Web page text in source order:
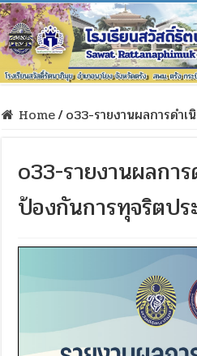
Home/o33-รายงานผลการดำ
o33-รายงานผลกา
ป้องกันการทุจริตปร